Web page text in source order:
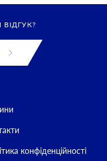
конфіденційності